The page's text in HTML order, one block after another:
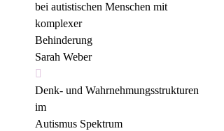
bei autistischen Menschen mit
komplexer
Behinderung
Sarah Weber

Denk- und Wahrnehmungsstrukturen
im
Autismus Spektrum